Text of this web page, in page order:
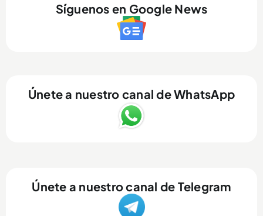
Síguenos en Google News
Únete a nuestro canal de WhatsApp
Únete a nuestro canal de Telegram